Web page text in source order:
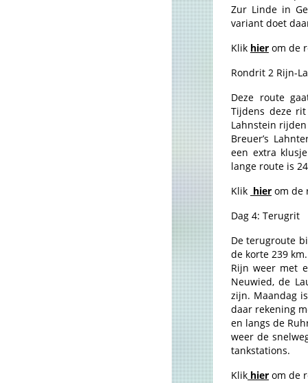
Zur Linde in
variant doet
Klik hier om de
Rondrit 2 Rijn-
Deze route
Tijdens deze
Lahnstein
Breuer’s
een extra
lange route is
Klik hier om de
Dag 4: Terugrit
De terugroute
de korte 239
Rijn weer met
Neuwied, de
zijn. Maandag
daar rekening
en langs de
weer de
tankstations.
Klik hier om de